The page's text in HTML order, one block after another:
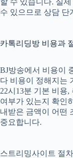
할 수 있습니다. 실
수 있으므로 상담 단
카톡리딩방 비용과
BJ방송에서 비용이
다 비용이 정해지는
22시13분 기본 비용
여부가 있는지 확인
내받은 금액이 어떤
중요합니다.
스트리밍사이트 절